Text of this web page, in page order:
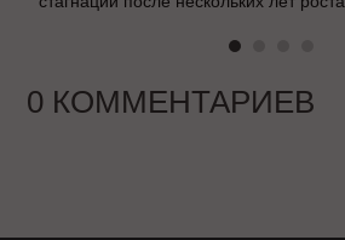
0 КОММЕНТАРИЕВ